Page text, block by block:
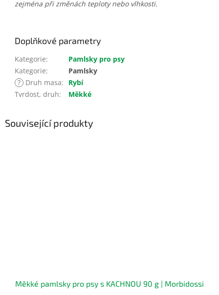
zejména při změnách teploty nebo vlhkosti.
Doplňkové parametry
Kategorie:
Pamlsky pro psy
Kategorie:
Pamlsky
? Druh masa:
Rybí
Tvrdost, druh: Měkké
Související produkty
Měkké pamlsky pro psy s KACHNOU 90 g | Morbidossi